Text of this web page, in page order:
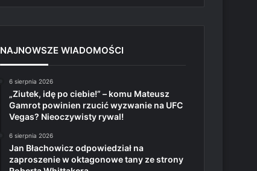
NAJNOWSZE WIADOMOŚCI
6 sierpnia 2026
„Ziutek, idę po ciebie!” – komu Mateusz
Gamrot powinien rzucić wyzwanie na UFC
Vegas? Nieoczywisty rywal!
6 sierpnia 2026
Jan Błachowicz odpowiedział na
zaproszenie w oktagonowe tany ze strony